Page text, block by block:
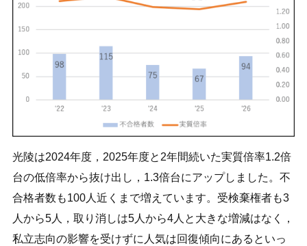
光陵は2024年度，2025年度と2年間続いた実質倍率1.2倍
台の低倍率から抜け出し，1.3倍台にアップしました。不
合格者数も100人近くまで増えています。受検棄権者も3
人から5人，取り消しは5人から4人と大きな増減はなく，
私立志向の影響を受けずに人気は回復傾向にあるといっ